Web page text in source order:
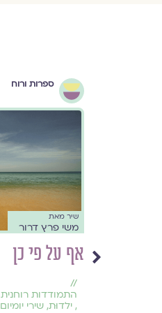
ספרות ורוח
שיר מאת
משי פרץ דרור
אף על פי כן
//
התמודדות רוחנית
, ילדוּת, שירי יומיום